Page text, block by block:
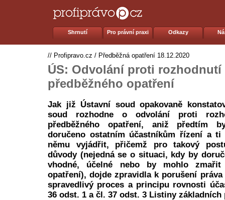
Shrnutí Pro právní praxi Odkazy
// Profipravo.cz / Předběžná opatření 18.12.2020
ÚS: Odvolání proti rozhodnutí
předběžného opatření
Jak již Ústavní soud opakovaně
soud rozhodne o odvolání proti
předběžného opatření, aniž předtím
doručeno ostatním účastníkům řízení a
němu vyjádřit, přičemž pro takový
důvody (nejedná se o situaci, kdy by
vhodné, účelné nebo by mohlo zmařit
opatření), dojde zpravidla k porušení
spravedlivý proces a principu rovnosti
36 odst. 1 a čl. 37 odst. 3 Listiny základních